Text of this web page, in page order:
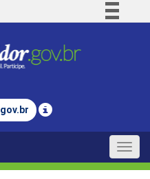
Comunica BR
Legislação
gov.br
Toggle